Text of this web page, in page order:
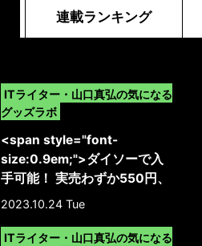
ITライター・山口真弘の気になる
グッズラボ
<span style="font-
size:0.9em;">ダイソーで入
手可能！ 実売わずか550円、
リモコン添付で明るさ調整や
の格安テープライト（上位バ
2023.10.24 Tue
ITライター・山口真弘の気になる
連載ランキング